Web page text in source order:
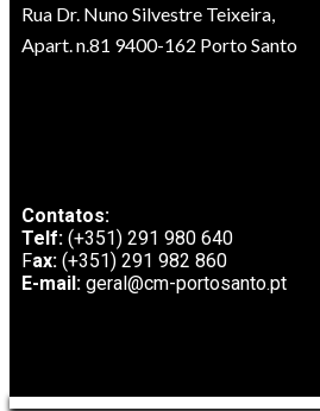
Rua Dr. Nuno Silvestre Teixeira,
Apart. n.81 9400-162 Porto Santo
Contatos:
Telf: (+351) 291 980 640
Fax: (+351) 291 982 860
E-mail: geral@cm-portosanto.pt